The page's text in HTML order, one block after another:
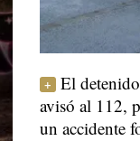
El
avisó al 112,
un accidente